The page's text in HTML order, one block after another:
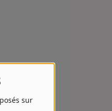
sur